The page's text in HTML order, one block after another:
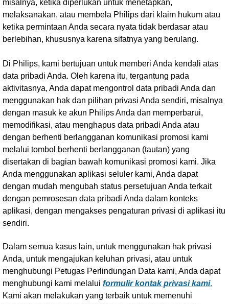
misalnya, ketika diperlukan untuk menetapkan,
melaksanakan, atau membela Philips dari klaim hukum atau
ketika permintaan Anda secara nyata tidak berdasar atau
berlebihan, khususnya karena sifatnya yang berulang.
Di Philips, kami bertujuan untuk memberi Anda kendali atas
data pribadi Anda. Oleh karena itu, tergantung pada
aktivitasnya, Anda dapat mengontrol data pribadi Anda dan
menggunakan hak dan pilihan privasi Anda sendiri, misalnya
dengan masuk ke akun Philips Anda dan memperbarui,
memodifikasi, atau menghapus data pribadi Anda atau
dengan berhenti berlangganan komunikasi promosi kami
melalui tombol berhenti berlangganan (tautan) yang
disertakan di bagian bawah komunikasi promosi kami. Jika
Anda menggunakan aplikasi seluler kami, Anda dapat
dengan mudah mengubah status persetujuan Anda terkait
dengan pemrosesan data pribadi Anda dalam konteks
aplikasi, dengan mengakses pengaturan privasi di aplikasi itu
sendiri.
Dalam semua kasus lain, untuk menggunakan hak privasi
Anda, untuk mengajukan keluhan privasi, atau untuk
menghubungi Petugas Perlindungan Data kami, Anda dapat
menghubungi kami melaluiformulir kontak privasi kami.
Kami akan melakukan yang terbaik untuk memenuhi